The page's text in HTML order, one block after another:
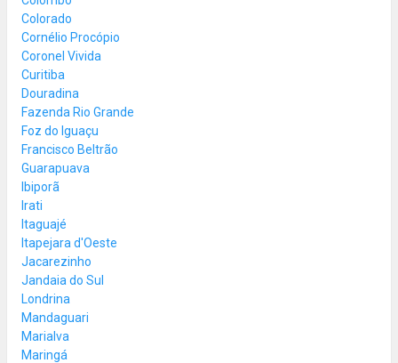
Colorado
Cornélio Procópio
Coronel Vivida
Curitiba
Douradina
Fazenda Rio Grande
Foz do Iguaçu
Francisco Beltrão
Guarapuava
Ibiporã
Irati
Itaguajé
Itapejara d'Oeste
Jacarezinho
Jandaia do Sul
Londrina
Mandaguari
Marialva
Maringá